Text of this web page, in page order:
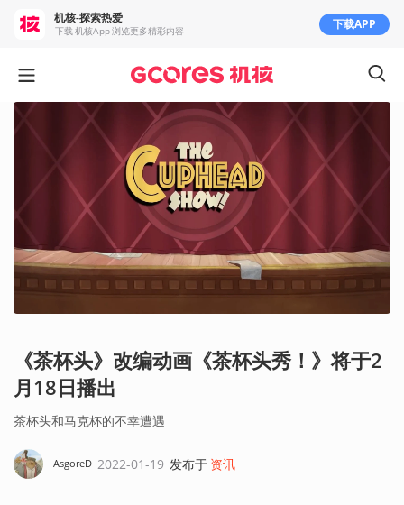
《茶杯头》改编动画《茶杯头秀！》将于2
月18日播出
茶杯头和马克杯的不幸遭遇
AsgoreD 2022-01-19 发布于 资讯
机核-探索热爱
下载 机核App 浏览更多精彩内容 下载APP